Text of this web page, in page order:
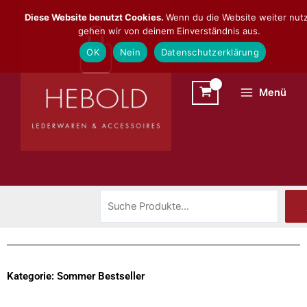
Inhalt
Menü
Kategorie: Sommer Bestseller
Diese Website benutzt Cookies. Wenn du die Website weiter
gehen wir von deinem Einverständnis aus.
OK
Nein Datenschutzerklärung